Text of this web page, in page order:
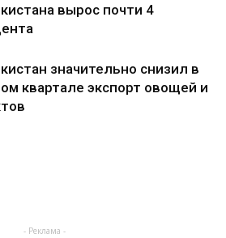
вырос почти 4
значительно снизил в
квартале экспорт овощей и
- Реклама -